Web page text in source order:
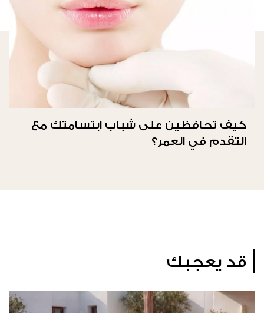
كيف تحافظين على شباب ابتسامتك مع
التقدم في العمر؟
قد يعجبك